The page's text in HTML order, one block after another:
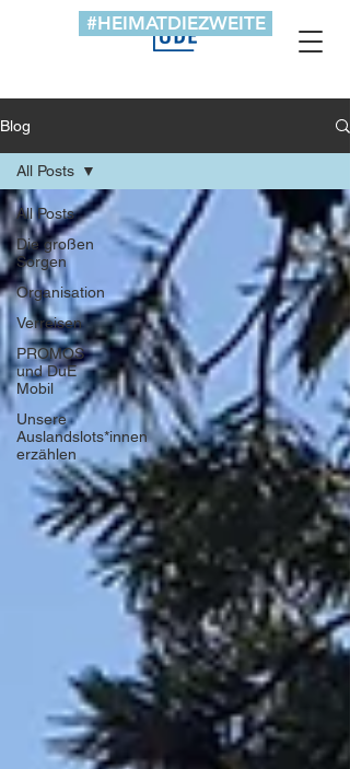
#HEIMATDIEZWEITE
Blog
All Posts
Die großen
Sorgen
Organisation
Verreisen
PROMOS
und DuE
Mobil
Unsere
Auslandslots*innen
erzählen
All Posts